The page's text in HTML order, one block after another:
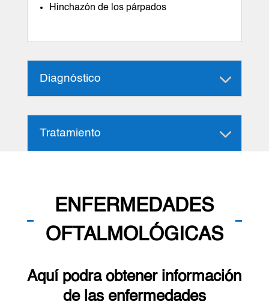
Hinchazón de los párpados
Diagnóstico
Tratamiento
ENFERMEDADES
OFTALMOLÓGICAS
Aquí podra obtener información
de las enfermedades